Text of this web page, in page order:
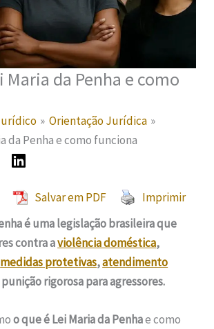
Maria da Penha e como
Orientação Jurídica
da Penha e como funciona
Salvar em PDF
Imprimir
é uma legislação brasileira que
contra aviolência doméstica,
medidas protetivas,atendimento
rigorosa para agressores.
o que é Lei Maria da Penhae como